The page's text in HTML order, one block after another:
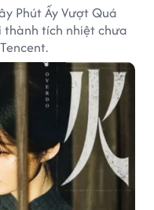
Phút Ấy Vượt Quá
tích nhiệt chưa